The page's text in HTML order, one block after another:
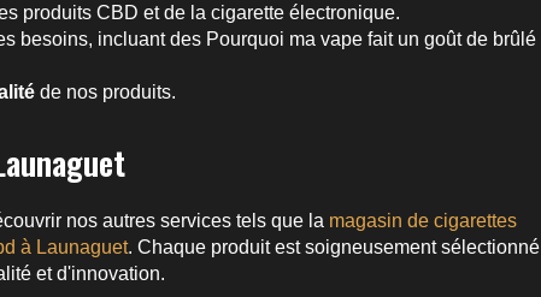
produits CBD et de la cigarette électronique.
besoins, incluant des Pourquoi ma vape fait un goût de brûlé
de nos produits.
nos autres services tels que la magasin de cigarettes
à Launaguet. Chaque produit est soigneusement sélectionné
et d'innovation.